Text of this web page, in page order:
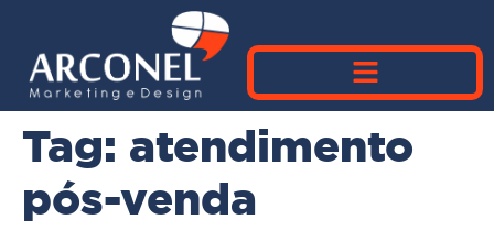
Tag: atendimento
pós-venda